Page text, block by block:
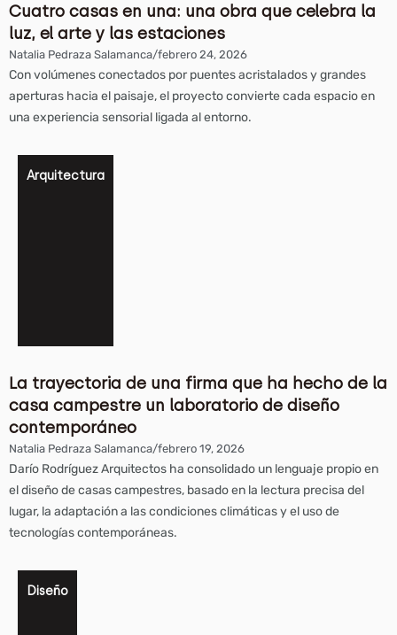
Cuatro casas en una: una obra que celebra la
luz, el arte y las estaciones
Natalia Pedraza Salamanca/febrero 24, 2026
Con volúmenes conectados por puentes acristalados y grandes
aperturas hacia el paisaje, el proyecto convierte cada espacio en
una experiencia sensorial ligada al entorno.
Arquitectura
La trayectoria de una firma que ha hecho de la
casa campestre un laboratorio de diseño
contemporáneo
Natalia Pedraza Salamanca/febrero 19, 2026
Darío Rodríguez Arquitectos ha consolidado un lenguaje propio en
el diseño de casas campestres, basado en la lectura precisa del
lugar, la adaptación a las condiciones climáticas y el uso de
tecnologías contemporáneas.
Diseño